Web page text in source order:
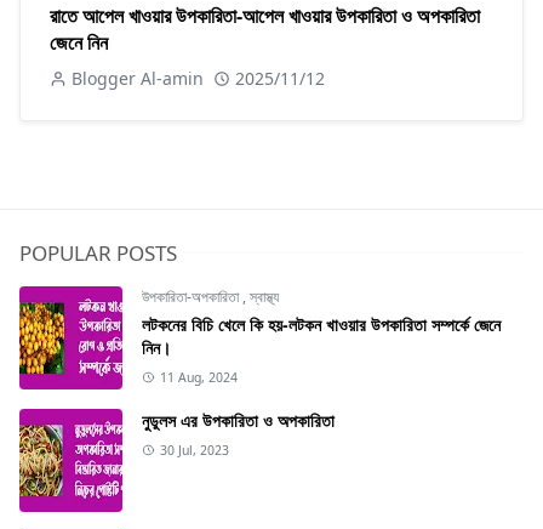
রাতে আপেল খাওয়ার উপকারিতা-আপেল খাওয়ার উপকারিতা ও অপকারিতা
জেনে নিন
Blogger Al-amin 2025/11/12
POPULAR POSTS
উপকারিতা-অপকারিতা,স্বাস্থ্য
লটকনের বিচি খেলে কি হয়-লটকন খাওয়ার উপকারিতা সম্পর্কে জেনে
নিন।
11 Aug, 2024
নুডুলস এর উপকারিতা ও অপকারিতা
30 Jul, 2023